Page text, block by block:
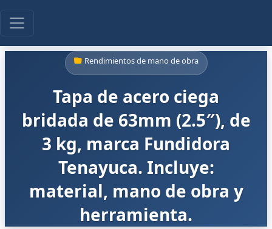
Rendimientos de mano de obra
Tapa de acero ciega
bridada de 63mm (2.5″), de
3 kg, marca Fundidora
Tenayuca. Incluye:
material, mano de obra y
herramienta.